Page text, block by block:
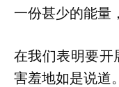
一份甚少的能量
在我们表明要开
害羞地如是说道。